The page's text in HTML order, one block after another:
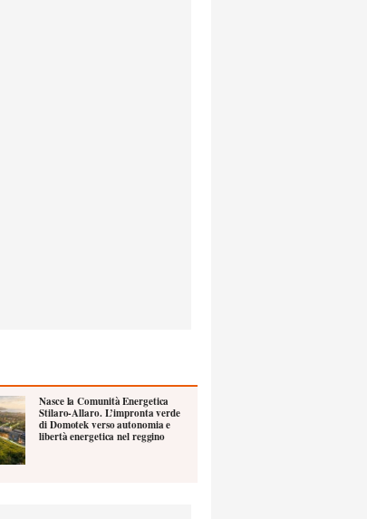
Nasce la Comunità Energetica
Stilaro-Allaro. L’impronta verde
di Domotek verso autonomia e
libertà energetica nel reggino